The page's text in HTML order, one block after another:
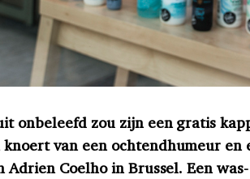
onbeleefd zou zijn een gratis
knoert van een ochtendhumeur en
Adrien Coelho in Brussel. Een